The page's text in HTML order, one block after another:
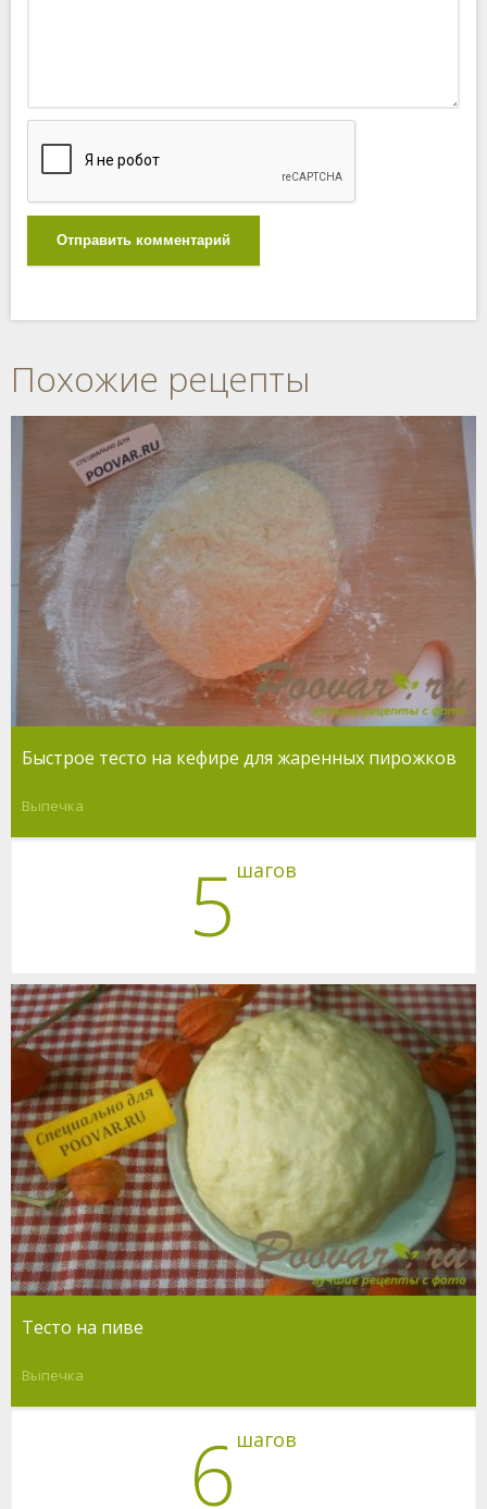
Отправить комментарий
Похожие рецепты
Быстрое тесто на кефире для жаренных пирожков
Выпечка
5 шагов
Тесто на пиве
Выпечка
6 шагов